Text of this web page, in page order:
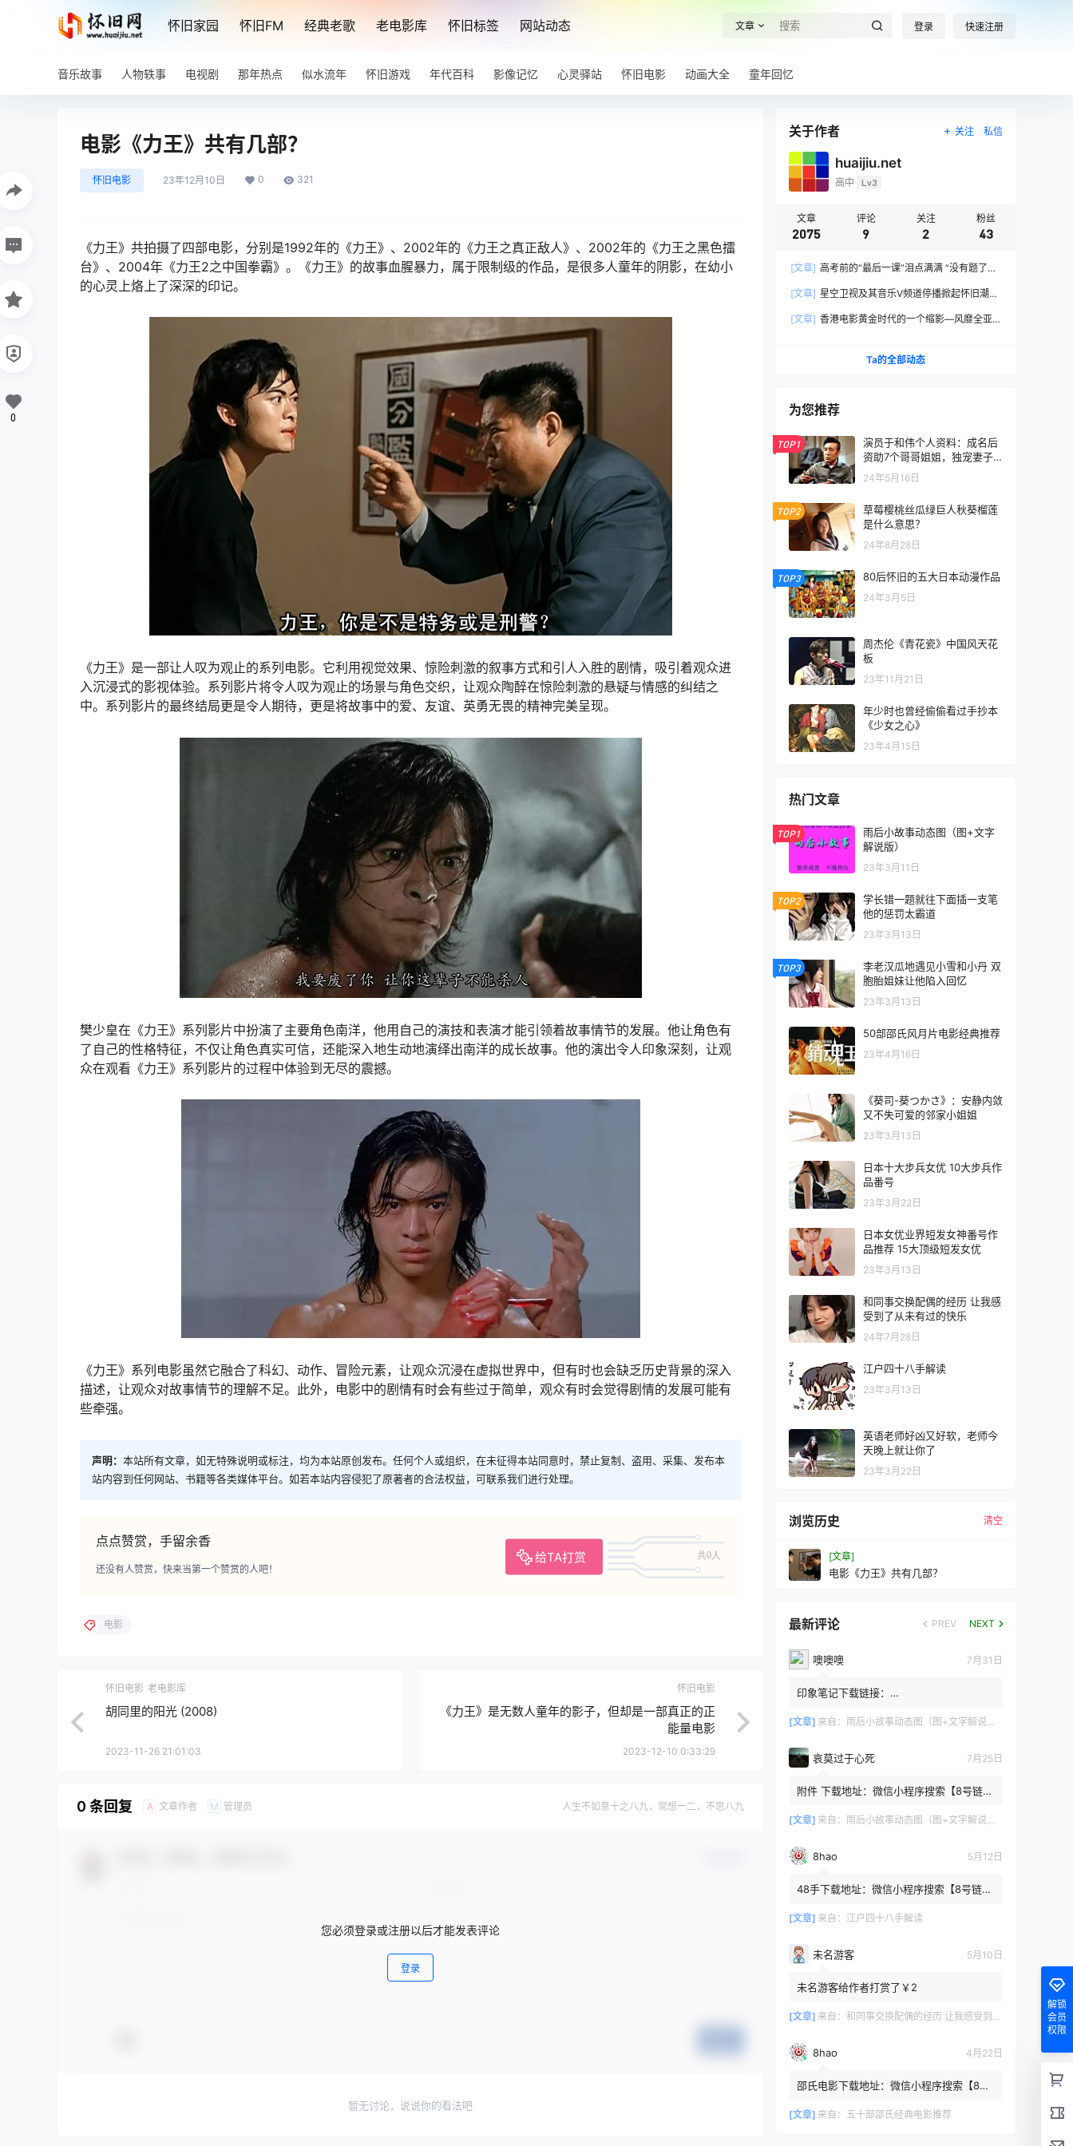
怀旧家园 怀旧FM 经典老歌 老电影库 怀旧标签 网站动态 文章 登录 快速注册
音乐故事 人物轶事 电视剧 那年热点 似水流年 怀旧游戏 年代百科 影像记忆 心灵驿站 怀旧电影 动画大全 童年回忆
电影《力王》共有几部？
怀旧电影 23年12月10日 0 321
《力王》共拍摄了四部电影，分别是1992年的《力王》、2002年的《力王之真正敌人》、2002年的《力王之黑色擂
台》、2004年《力王2之中国拳霸》。《力王》的故事血腥暴力，属于限制级的作品，是很多人童年的阴影，在幼小
的心灵上烙上了深深的印记。
《力王》是一部让人叹为观止的系列电影。它利用视觉效果、惊险刺激的叙事方式和引人入胜的剧情，吸引着观众进
入沉浸式的影视体验。系列影片将令人叹为观止的场景与角色交织，让观众陶醉在惊险刺激的悬疑与情感的纠结之
中。系列影片的最终结局更是令人期待，更是将故事中的爱、友谊、英勇无畏的精神完美呈现。
樊少皇在《力王》系列影片中扮演了主要角色南洋，他用自己的演技和表演才能引领着故事情节的发展。他让角色有
了自己的性格特征，不仅让角色真实可信，还能深入地生动地演绎出南洋的成长故事。他的演出令人印象深刻，让观
众在观看《力王》系列影片的过程中体验到无尽的震撼。
《力王》系列电影虽然它融合了科幻、动作、冒险元素，让观众沉浸在虚拟世界中，但有时也会缺乏历史背景的深入
描述，让观众对故事情节的理解不足。此外，电影中的剧情有时会有些过于简单，观众有时会觉得剧情的发展可能有
些牵强。
声明： 本站所有文章，如无特殊说明或标注，均为本站原创发布。任何个人或组织，在未征得本站同意时，禁止复制、盗用、采集、发布本
站内容到任何网站、书籍等各类媒体平台。如若本站内容侵犯了原著者的合法权益，可联系我们进行处理。
点点赞赏，手留余香
给TA打赏 共0人
还没有人赞赏，快来当第一个赞赏的人吧！
0
电影
怀旧电影 老电影库
胡同里的阳光 (2008)
2023-11-26 21:01:03
怀旧电影
《力王》是无数人童年的影子，但却是一部真正的正
能量电影
2023-12-10 0:33:29
0 条回复 A 文章作者 M 管理员 人生不如意十之八九，常想一二，不思八九
您必须登录或注册以后才能发表评论
登录
暂无讨论，说说你的看法吧
关于作者 关注 私信
huaijiu.net
高中 Lv3
文章
2075
评论
9
关注
2
粉丝
43
[文章] 高考前的“最后一课”泪点满满 “没有题了，
高考！
[文章] 星空卫视及其音乐V频道停播掀起怀旧潮，
[文章] 香港电影黄金时代的一个缩影—风靡全亚
Ta的全部动态
为您推荐
TOP1
演员于和伟个人资料：成名后
资助7个哥哥姐姐，独宠妻子3
0年
24年5月16日
TOP2
草莓樱桃丝瓜绿巨人秋葵榴莲
是什么意思？
24年8月28日
TOP3 80后怀旧的五大日本动漫作品
24年3月5日
周杰伦《青花瓷》中国风天花
板
23年11月21日
年少时也曾经偷偷看过手抄本
《少女之心》
23年4月15日
热门文章
TOP1
雨后小故事动态图（图+文字
解说版）
23年3月11日
TOP2
学长错一题就往下面插一支笔
他的惩罚太霸道
23年3月13日
TOP3
李老汉瓜地遇见小雪和小丹 双
胞胎姐妹让他陷入回忆
23年3月13日
50部邵氏风月片电影经典推荐
23年4月16日
《葵司-葵つかさ》：安静内敛
又不失可爱的邻家小姐姐
23年3月13日
日本十大步兵女优 10大步兵作
品番号
23年3月22日
日本女优业界短发女神番号作
品推荐 15大顶级短发女优
23年3月13日
和同事交换配偶的经历 让我感
受到了从未有过的快乐
24年7月28日
江户四十八手解读
23年3月13日
英语老师好凶又好软，老师今
天晚上就让你了
23年3月22日
浏览历史 清空
[文章]
电影《力王》共有几部？
最新评论 PREV NEXT
噢噢噢 7月31日
印象笔记下载链接：
[文章] 来自： 雨后小故事动态图（图+文字解说版）
哀莫过于心死 7月25日
附件 下载地址：微信小程序搜索【8号链
或保存下方二维码微信里...
[文章] 来自： 雨后小故事动态图（图+文字解说版）
8hao 5月12日
48手下载地址：微信小程序搜索【8号链
或保存下方二维码微信里识别
[文章] 来自： 江户四十八手解读
未名游客 5月10日
未名游客给作者打赏了￥2
[文章] 来自： 和同事交换配偶的经历 让我感受到了从未有过的快乐
8hao 4月22日
邵氏电影下载地址：微信小程序搜索【8号
令或保存下方二维码微...
[文章] 来自： 五十部邵氏经典电影推荐
解锁
会员
权限